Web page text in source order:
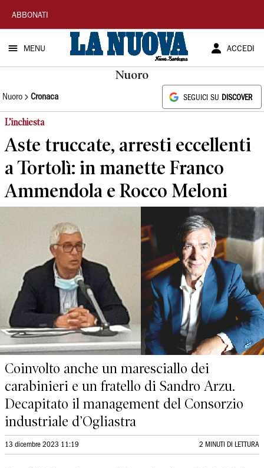
La
Nuova
Sardegna
ABBONATI
MENU ACCEDI
Nuoro
Nuoro Cronaca SEGUICI SU DISCOVER
L’inchiesta
Aste truccate, arresti eccellenti
a Tortolì: in manette Franco
Ammendola e Rocco Meloni
Coinvolto anche un maresciallo dei
carabinieri e un fratello di Sandro Arzu.
Decapitato il management del Consorzio
industriale d’Ogliastra
13 dicembre 2023 11:19 2 MINUTI DI LETTURA